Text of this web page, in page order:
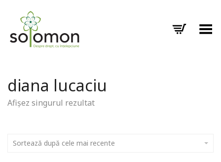
Toggle Menu
diana lucaciu
Afișez singurul rezultat
Sortează după cele mai recente